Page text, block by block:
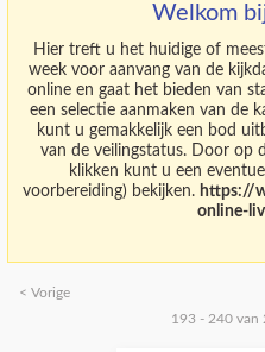
Welkom
Hier treft u het huidige of
week voor aanvang van de
online en gaat het bieden van
een selectie aanmaken van de
kunt u gemakkelijk een bod
van de veilingstatus. Door op
klikken kunt u een
voorbereiding) bekijken. https://
online-
< Vorige
193 - 240 van